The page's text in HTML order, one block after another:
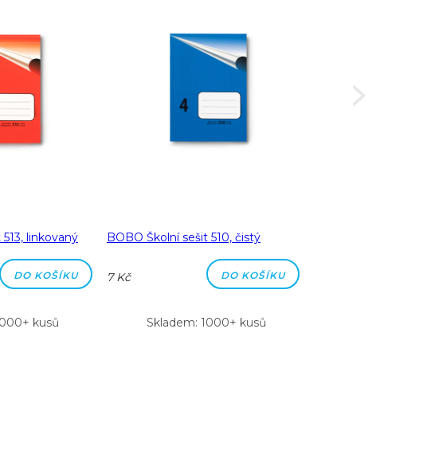
linkovaný
DO KOŠÍKU
kusů
BOBO Školní sešit 510, čistý
7 Kč DO KOŠÍKU
Skladem: 1000+ kusů